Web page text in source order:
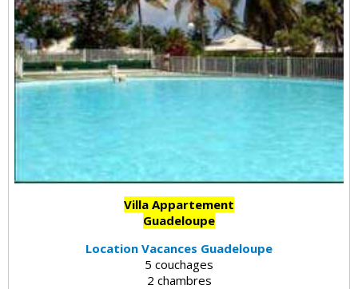
Villa Appartement
Guadeloupe
Location Vacances Guadeloupe
5 couchages
2 chambres